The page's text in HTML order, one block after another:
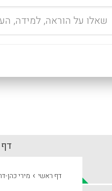
דף ראשי › מירי כהן-